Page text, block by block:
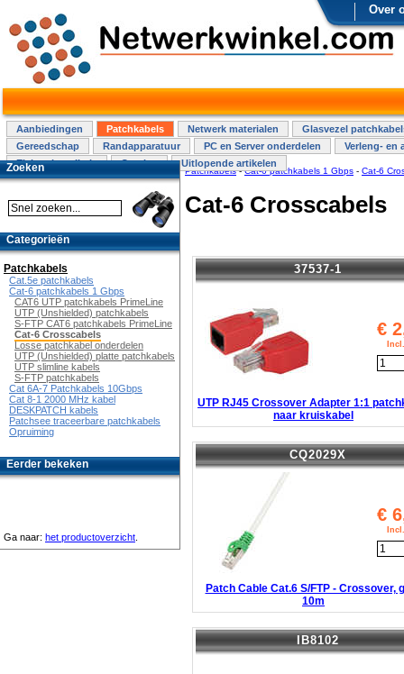
Over
Aanbiedingen Patchkabels Netwerk materialen
Glasvezel
Gereedschap
Randapparatuur PC en Server onderdelen
Verleng- en
Elektra installatie
Overige Uitlopende artikelen
Patchkabels-Cat-6 patchkabels 1 Gbps - Cat-6
Cat-6 Crosscabels
37537-1
€
UTP RJ45 Crossover Adapter 1:1
naar kruiskabel
CQ2029X
€
Patch Cable Cat.6 S/FTP - Crossover,
10m
IB8102
Zoeken
Categorieën
Patchkabels
Cat.5e patchkabels
Cat-6 patchkabels 1 Gbps
CAT6 UTP patchkabels PrimeLine
UTP (Unshielded) patchkabels
S-FTP CAT6 patchkabels PrimeLine
Cat-6 Crosscabels
Losse patchkabel onderdelen
UTP (Unshielded) platte patchkabels
UTP slimline kabels
S-FTP patchkabels
Cat 6A-7 Patchkabels 10Gbps
Cat 8-1 2000 MHz kabel
DESKPATCH kabels
Patchsee traceerbare patchkabels
Opruiming
Eerder bekeken
Ga naar: het productoverzicht